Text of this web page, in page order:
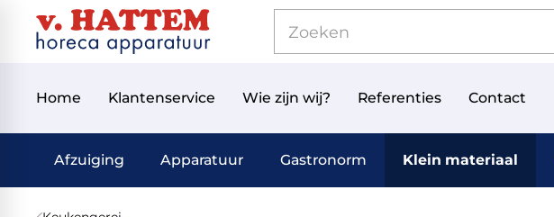
Home Klantenservice Wie zijn wij? Referenties Contact
Afzuiging Apparatuur Gastronorm Klein materiaal